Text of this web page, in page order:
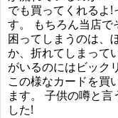
でも買ってくれるよ
す。 もちろん当店で
困ってしまうのは、
か、折れてしまって
がいるのにはビック
この様なカードを買
ます。 子供の噂と
した!